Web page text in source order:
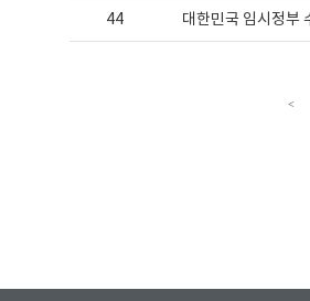
44 대한민국 임시정부
<